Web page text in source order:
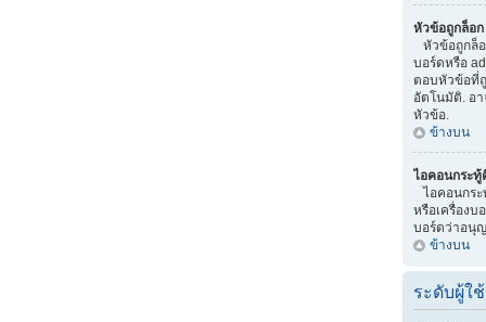
หัวข้อถูกล็อก
หัวข้อถูกล็อ
บอร์ดหรือ
ตอบหัวข้อที่
อัตโนมัติ. อ
หัวข้อ.
ข้างบน
ไอคอนกระทู้
ไอคอนกร
หรือเครื่อง
บอร์ดว่าอนุ
ข้างบน
ระดับผู้ใ